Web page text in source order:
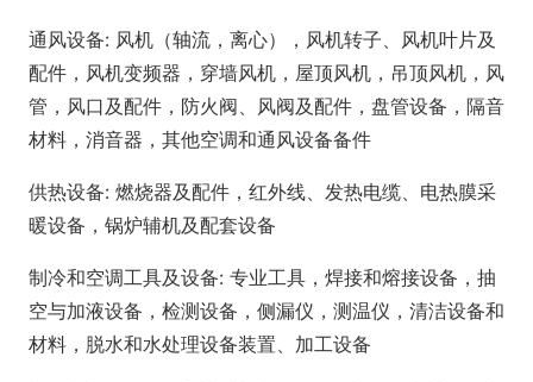
通风设备: 风机（轴流，离心），风机转子、风机叶片及
配件，风机变频器，穿墙风机，屋顶风机，吊顶风机，风
管，风口及配件，防火阀、风阀及配件，盘管设备，隔音
材料，消音器，其他空调和通风设备备件
供热设备: 燃烧器及配件，红外线、发热电缆、电热膜采
暖设备，锅炉辅机及配套设备
制冷和空调工具及设备: 专业工具，焊接和熔接设备，抽
空与加液设备，检测设备，侧漏仪，测温仪，清洁设备和
材料，脱水和水处理设备装置、加工设备